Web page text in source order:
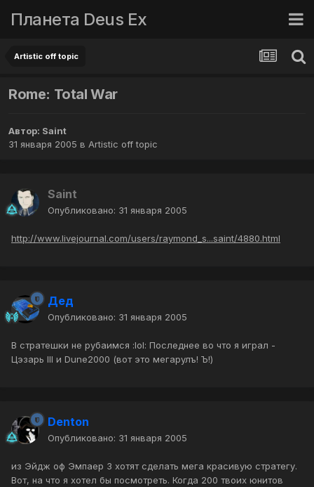
Планета Deus Ex
Artistic off topic
Rome: Total War
Автор: Saint
31 января 2005 в Artistic off topic
Saint
Опубликовано: 31 января 2005
http://www.livejournal.com/users/raymond_s...saint/4880.html
Дед
Опубликовано: 31 января 2005
В стратешки не рубаимся :lol: Последнее во что я играл -
Цэзарь III и Dune2000 (вот это мегарулъ! Ъ!)
Denton
Опубликовано: 31 января 2005
из Эйдж оф Эмпаер 3 хотят сделать мега красивую стратегу.
Вот, на что я хотел бы посмотреть. Когда 200 твоих юнитов